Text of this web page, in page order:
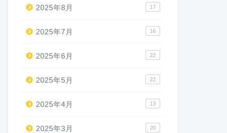
2025年8月 17
2025年7月 16
2025年6月 22
2025年5月 22
2025年4月 13
2025年3月 20